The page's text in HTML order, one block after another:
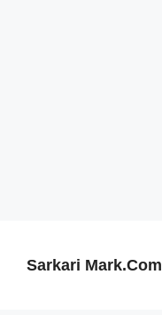
Sarkari Mark.Com